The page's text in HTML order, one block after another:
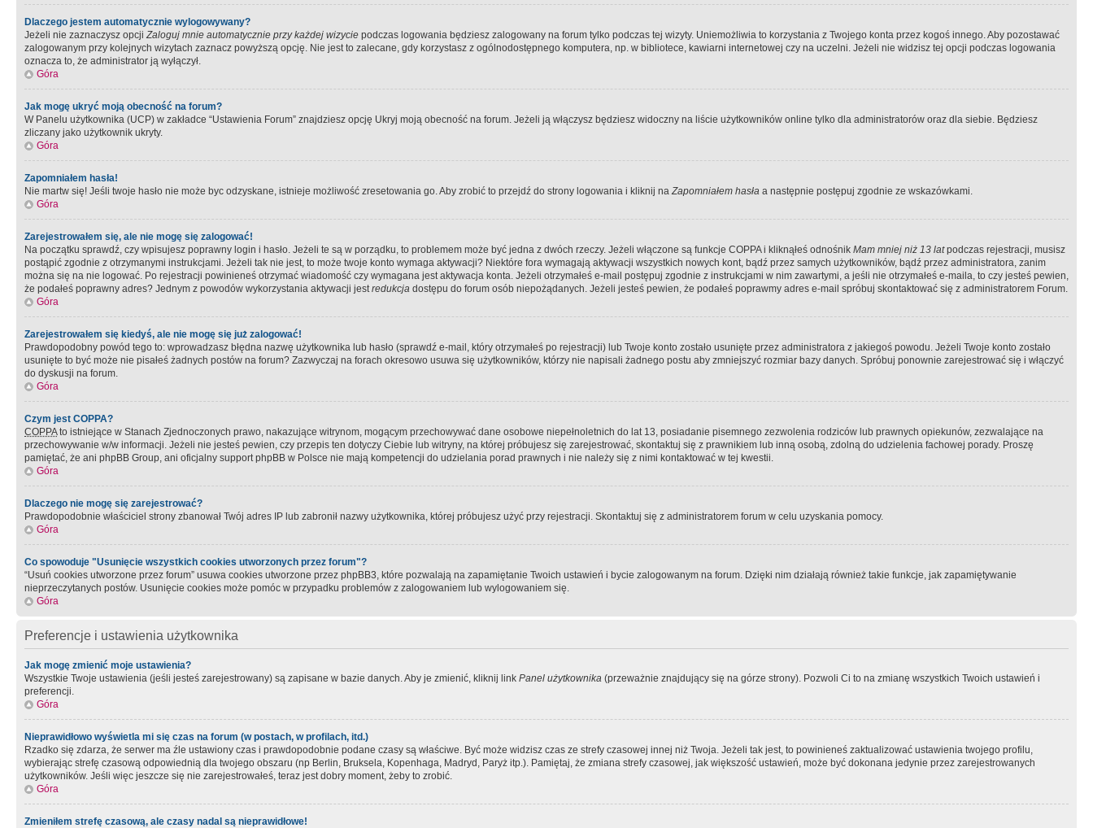
Dlaczego jestem automatycznie wylogowywany?
Jeżeli nie zaznaczysz opcjiZaloguj mnie automatycznie przy każdej wizycie podczas logowania będziesz zalogowany na forum tylko podczas tej wizyty. Uniemożliwia to korzystania z Twojego konta przez kogoś innego. Aby pozostawać
zalogowanym przy kolejnych wizytach zaznacz powyższą opcję. Nie jest to zalecane, gdy korzystasz z ogólnodostępnego komputera, np. w bibliotece, kawiarni internetowej czy na uczelni. Jeżeli nie widzisz tej opcji podczas logowania
oznacza to, że administrator ją wyłączył.
Góra
Jak mogę ukryć moją obecność na forum?
W Panelu użytkownika (UCP) w zakładce “Ustawienia Forum” znajdziesz opcję Ukryj moją obecność na forum. Jeżeli ją włączysz będziesz widoczny na liście użytkowników online tylko dla administratorów oraz dla siebie. Będziesz
zliczany jako użytkownik ukryty.
Góra
Zapomniałem hasła!
Nie martw się! Jeśli twoje hasło nie może byc odzyskane, istnieje możliwość zresetowania go. Aby zrobić to przejdź do strony logowania i kliknij naZapomniałem hasła a następnie postępuj zgodnie ze wskazówkami.
Góra
Zarejestrowałem się, ale nie mogę się zalogować!
Na początku sprawdź, czy wpisujesz poprawny login i hasło. Jeżeli te są w porządku, to problemem może być jedna z dwóch rzeczy. Jeżeli włączone są funkcje COPPA i kliknąłeś odnośnik Mam mniej niż 13 latpodczas rejestracji, musisz
postąpić zgodnie z otrzymanymi instrukcjami. Jeżeli tak nie jest, to może twoje konto wymaga aktywacji? Niektóre fora wymagają aktywacji wszystkich nowych kont, bądź przez samych użytkowników, bądź przez administratora, zanim
można się na nie logować. Po rejestracji powinieneś otrzymać wiadomość czy wymagana jest aktywacja konta. Jeżeli otrzymałeś e-mail postępuj zgodnie z instrukcjami w nim zawartymi, a jeśli nie otrzymałeś e-maila, to czy jesteś pewien,
że podałeś poprawny adres? Jednym z powodów wykorzystania aktywacji jestredukcja dostępu do forum osób niepożądanych. Jeżeli jesteś pewien, że podałeś poprawmy adres e-mail spróbuj skontaktować się z administratorem Forum.
Góra
Zarejestrowałem się kiedyś, ale nie mogę się już zalogować!
Prawdopodobny powód tego to: wprowadzasz błędna nazwę użytkownika lub hasło (sprawdź e-mail, który otrzymałeś po rejestracji) lub Twoje konto zostało usunięte przez administratora z jakiegoś powodu. Jeżeli Twoje konto zostało
usunięte to być może nie pisałeś żadnych postów na forum? Zazwyczaj na forach okresowo usuwa się użytkowników, którzy nie napisali żadnego postu aby zmniejszyć rozmiar bazy danych. Spróbuj ponownie zarejestrować się i włączyć
do dyskusji na forum.
Góra
Czym jest COPPA?
COPPAto istniejące w Stanach Zjednoczonych prawo, nakazujące witrynom, mogącym przechowywać dane osobowe niepełnoletnich do lat 13, posiadanie pisemnego zezwolenia rodziców lub prawnych opiekunów, zezwalające na
przechowywanie w/w informacji. Jeżeli nie jesteś pewien, czy przepis ten dotyczy Ciebie lub witryny, na której próbujesz się zarejestrować, skontaktuj się z prawnikiem lub inną osobą, zdolną do udzielenia fachowej porady. Proszę
pamiętać, że ani phpBB Group, ani oficjalny support phpBB w Polsce nie mają kompetencji do udzielania porad prawnych i nie należy się z nimi kontaktować w tej kwestii.
Góra
Dlaczego nie mogę się zarejestrować?
Prawdopodobnie właściciel strony zbanował Twój adres IP lub zabronił nazwy użytkownika, której próbujesz użyć przy rejestracji. Skontaktuj się z administratorem forum w celu uzyskania pomocy.
Góra
Co spowoduje "Usunięcie wszystkich cookies utworzonych przez forum"?
“Usuń cookies utworzone przez forum” usuwa cookies utworzone przez phpBB3, które pozwalają na zapamiętanie Twoich ustawień i bycie zalogowanym na forum. Dzięki nim działają również takie funkcje, jak zapamiętywanie
nieprzeczytanych postów. Usunięcie cookies może pomóc w przypadku problemów z zalogowaniem lub wylogowaniem się.
Góra
Preferencje i ustawienia użytkownika
Jak mogę zmienić moje ustawienia?
Wszystkie Twoje ustawienia (jeśli jesteś zarejestrowany) są zapisane w bazie danych. Aby je zmienić, kliknij link Panel użytkownika (przeważnie znajdujący się na górze strony). Pozwoli Ci to na zmianę wszystkich Twoich ustawień i
preferencji.
Góra
Nieprawidłowo wyświetla mi się czas na forum (w postach, w profilach, itd.)
Rzadko się zdarza, że serwer ma źle ustawiony czas i prawdopodobnie podane czasy są właściwe. Być może widzisz czas ze strefy czasowej innej niż Twoja. Jeżeli tak jest, to powinieneś zaktualizować ustawienia twojego profilu,
wybierając strefę czasową odpowiednią dla twojego obszaru (np Berlin, Bruksela, Kopenhaga, Madryd, Paryż itp.). Pamiętaj, że zmiana strefy czasowej, jak większość ustawień, może być dokonana jedynie przez zarejestrowanych
użytkowników. Jeśli więc jeszcze się nie zarejestrowałeś, teraz jest dobry moment, żeby to zrobić.
Góra
Zmieniłem strefę czasową, ale czasy nadal są nieprawidłowe!